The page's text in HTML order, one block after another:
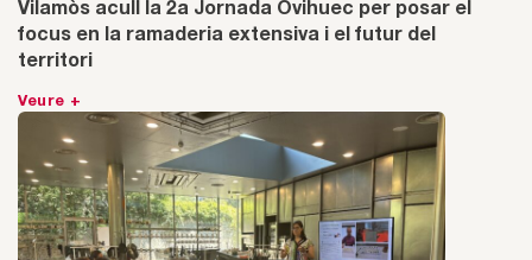
Vilamòs acull la 2a Jornada Ovihuec per posar el
focus en la ramaderia extensiva i el futur del
territori
Veure +